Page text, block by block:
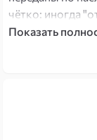
чётко: иногда
приходит
Показать